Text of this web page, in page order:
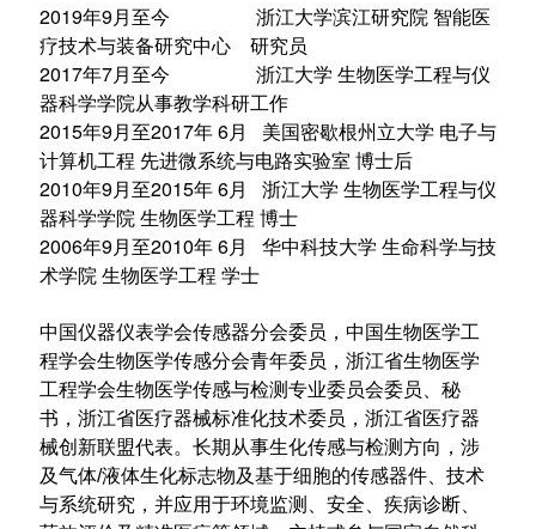
2019年9月至今 浙江大学滨江研究院 智能医
疗技术与装备研究中心 研究员
2017年7月至今 浙江大学 生物医学工程与仪
器科学学院从事教学科研工作
2015年9月至2017年 6月 美国密歇根州立大学 电子与
计算机工程 先进微系统与电路实验室 博士后
2010年9月至2015年 6月 浙江大学 生物医学工程与仪
器科学学院 生物医学工程 博士
2006年9月至2010年 6月 华中科技大学 生命科学与技
术学院 生物医学工程 学士
中国仪器仪表学会传感器分会委员，中国生物医学工
程学会生物医学传感分会青年委员，浙江省生物医学
工程学会生物医学传感与检测专业委员会委员、秘
书，浙江省医疗器械标准化技术委员，浙江省医疗器
械创新联盟代表。长期从事生化传感与检测方向，涉
及气体/液体生化标志物及基于细胞的传感器件、技术
与系统研究，并应用于环境监测、安全、疾病诊断、